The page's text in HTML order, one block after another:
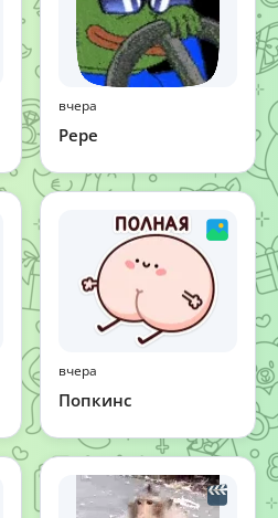
вчера
Pepe
вчера
Попкинс